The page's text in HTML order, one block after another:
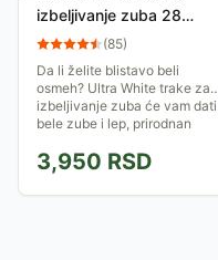
izbeljivanje zuba 28
trakica
(85)
Da li želite blistavo beli
osmeh? Ultra White trake za
izbeljivanje zuba će vam dati
bele zube i lep, prirodnan
28...
3,950 RSD